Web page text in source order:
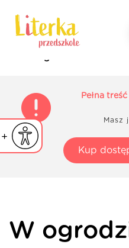
czcionkę
czcionka
Powiększ czcionkę
Pełna
Masz
Kup
W